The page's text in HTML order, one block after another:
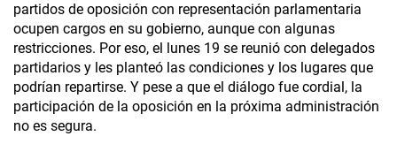
partidos de oposición con representación parlamentaria
ocupen cargos en su gobierno, aunque con algunas
restricciones. Por eso, el lunes 19 se reunió con delegados
partidarios y les planteó las condiciones y los lugares que
podrían repartirse. Y pese a que el diálogo fue cordial, la
participación de la oposición en la próxima administración
no es segura.